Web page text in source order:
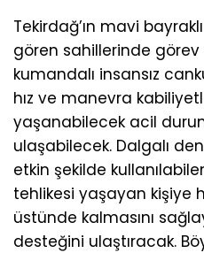
Tekirdağ’ın mavi
gören sahillerinde
kumandalı insansız
hız ve manevra
yaşanabilecek acil
ulaşabilecek. Dalgalı
etkin şekilde
tehlikesi yaşayan kişiye
üstünde kalmasını
desteğini ulaştıracak.